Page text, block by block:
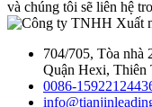
và chúng tôi sẽ liên hệ
704/705, Tòa nhà
Quận Hexi, Thiên
0086-